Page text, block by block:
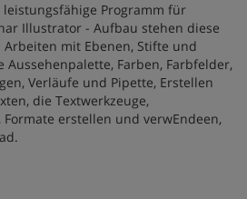
Programm für
Illustrator - Aufbau stehen diese
mit Ebenen, Stifte und
Aussehenpalette, Farben, Farbfelder,
Verläufe und Pipette, Erstellen
die Textwerkzeuge,
erstellen und verwEndeen,